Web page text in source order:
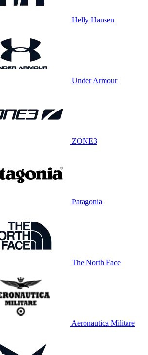
Helly Hansen
Under Armour
ZONE3
Patagonia
The North Face
Aeronautica Militare